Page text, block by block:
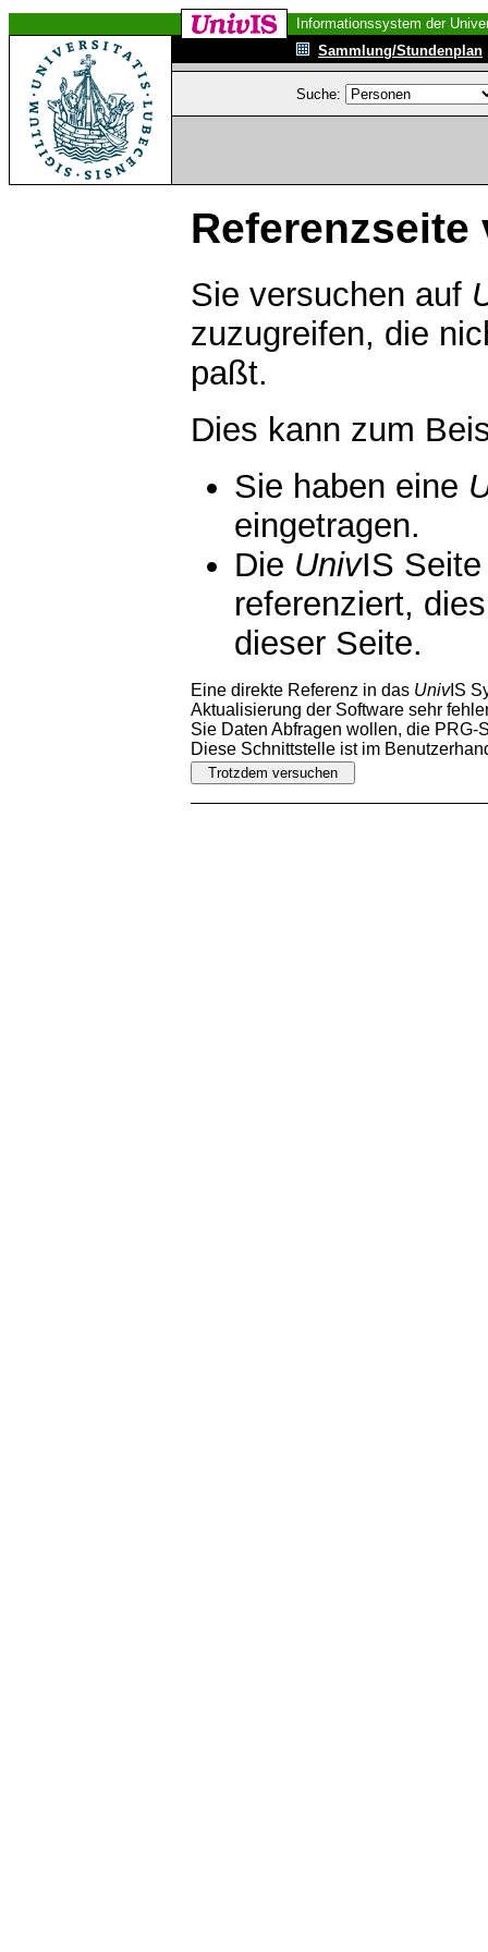
Informationssystem der
Sammlung/Stundenplan
Suche:
Referenzseite
Sie versuchen auf
zuzugreifen, die
paßt.
Dies kann zum
Sie haben eine
eingetragen.
Die UnivIS
referenziert,
dieser Seite.
Eine direkte Referenz in das UnivIS
Aktualisierung der Software sehr
Sie Daten Abfragen wollen, die PRG-
Diese Schnittstelle ist im